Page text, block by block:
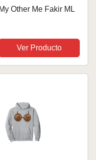
My Other Me Fakir ML
Ver Producto